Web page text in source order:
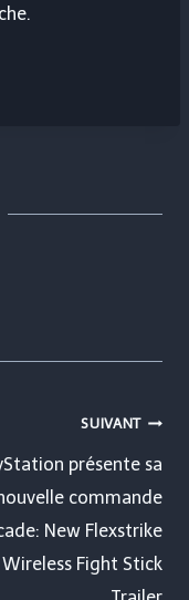
SUIVANT
présente sa
commande
New Flexstrike
Wireless Fight Stick